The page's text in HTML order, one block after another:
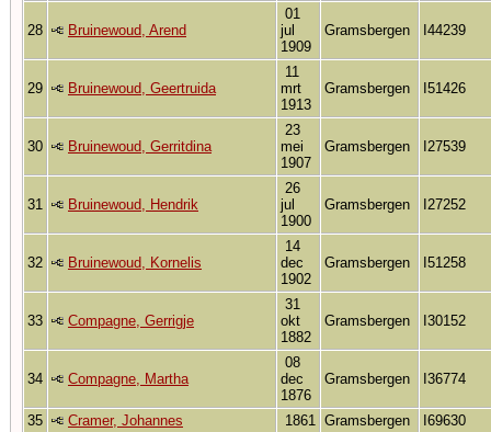
28 Bruinewoud, Arend
01
jul
1909
Gramsbergen I44239
29 Bruinewoud, Geertruida
11
mrt
1913
Gramsbergen I51426
30 Bruinewoud, Gerritdina
23
mei
1907
Gramsbergen I27539
31 Bruinewoud, Hendrik
26
jul
1900
Gramsbergen I27252
32 Bruinewoud, Kornelis
14
dec
1902
Gramsbergen I51258
33 Compagne, Gerrigje
31
okt
1882
Gramsbergen I30152
34 Compagne, Martha
08
dec
1876
Gramsbergen I36774
35 Cramer, Johannes 1861 Gramsbergen I69630